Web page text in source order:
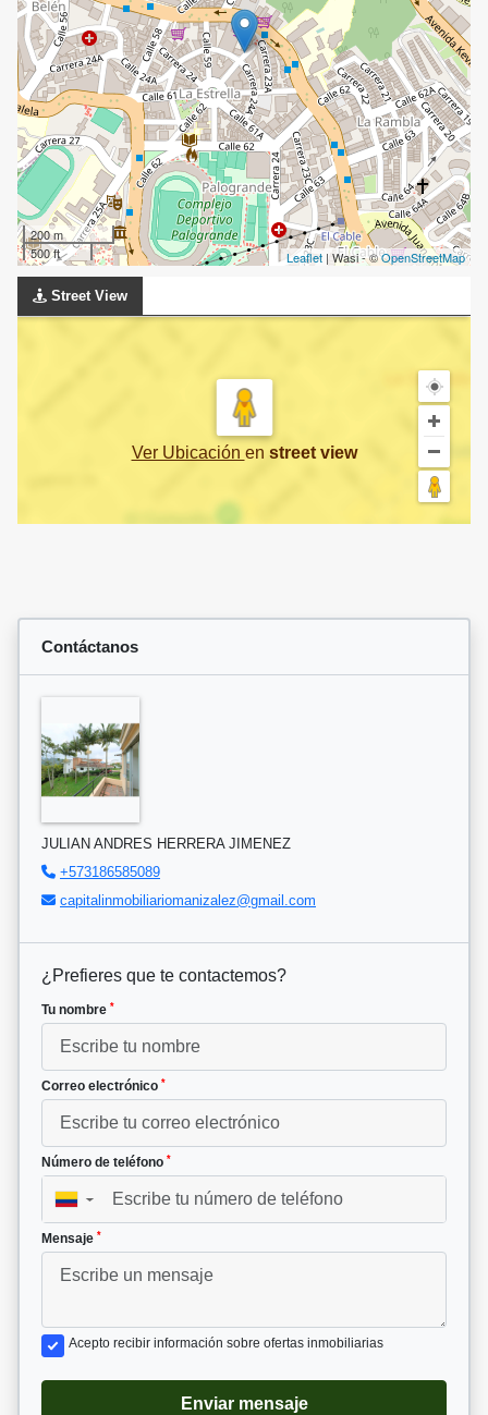
200 m
500 ft
Leaflet | Wasi - ©OpenStreetMap
Street View
Ver Ubicación en street view
Contáctanos
JULIAN ANDRES HERRERA JIMENEZ
+573186585089
capitalinmobiliariomanizalez@gmail.com
¿Prefieres que te contactemos?
Tu nombre *
Correo electrónico *
Número de teléfono *
▼
Mensaje *
Acepto recibir información sobre ofertas inmobiliarias
Enviar mensaje